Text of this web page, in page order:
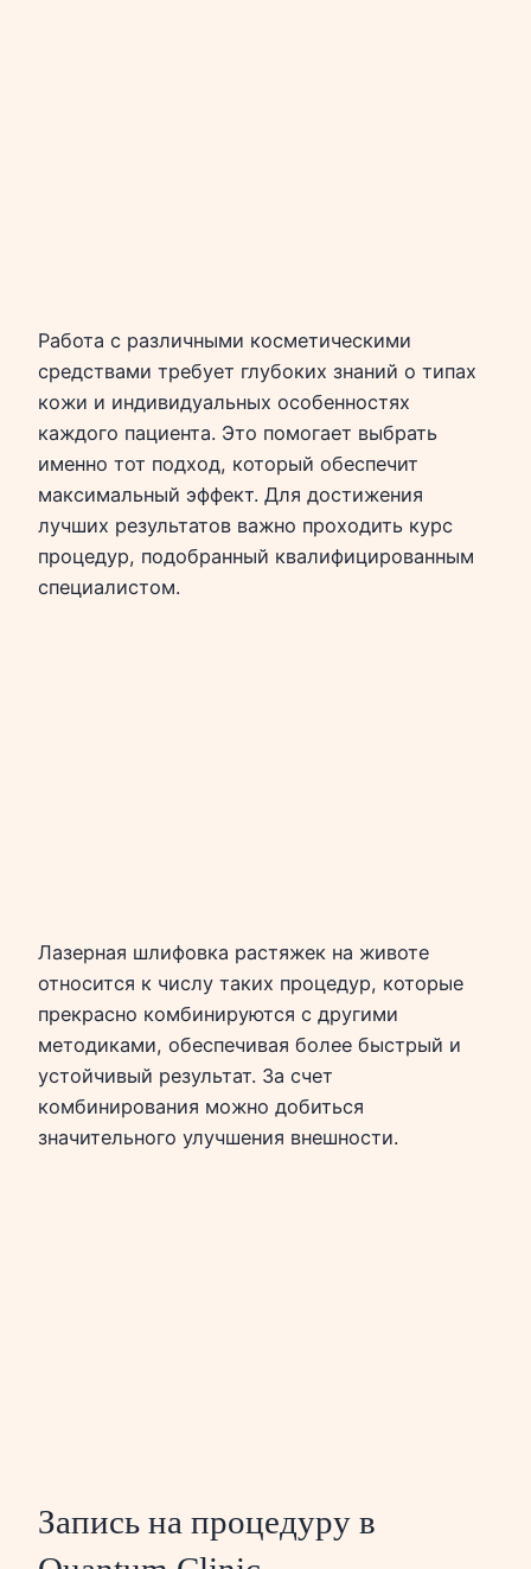
Работа с различными косметическими
средствами требует глубоких знаний о типах
кожи и индивидуальных особенностях
каждого пациента. Это помогает выбрать
именно тот подход, который обеспечит
максимальный эффект. Для достижения
лучших результатов важно проходить курс
процедур, подобранный квалифицированным
специалистом.
Лазерная шлифовка растяжек на животе
относится к числу таких процедур, которые
прекрасно комбинируются с другими
методиками, обеспечивая более быстрый и
устойчивый результат. За счет
комбинирования можно добиться
значительного улучшения внешности.
Запись на процедуру в